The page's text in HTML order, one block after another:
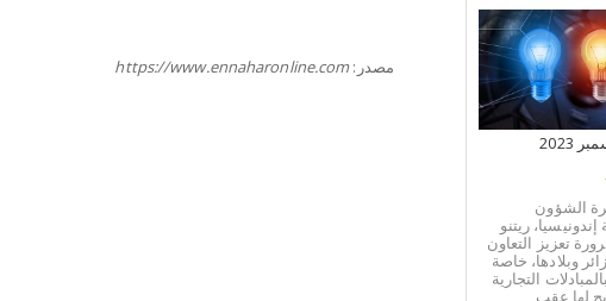
مصدر:https://www.ennaharonline.com
الشؤون
ريتنو
تعزيز التعاون
وبلادها، خاصة
التجارية
لها عقب